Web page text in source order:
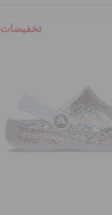
تخفيضات